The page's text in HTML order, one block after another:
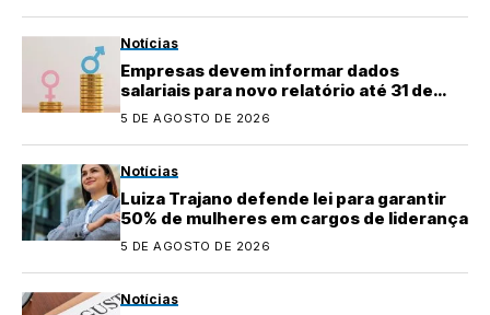
Notícias
Empresas devem informar dados
salariais para novo relatório até 31 de
agosto
5 DE AGOSTO DE 2026
Notícias
Luiza Trajano defende lei para garantir
50% de mulheres em cargos de liderança
5 DE AGOSTO DE 2026
Notícias